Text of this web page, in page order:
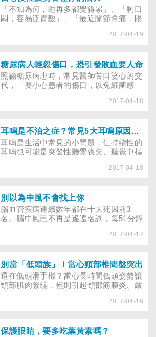
「不知為何，睡再多都覺得累」、「胸口
悶，容易泛胃酸」、「最近關節會痛，眼
不出病因，也許是身體透支而誘發慢性疲
2017-04-19
糖尿病人輕忽傷口，恐引發敗血要人命
照顧糖尿病患時，常見醫師苦口婆心的交
代，「要小心患者的傷口，以免細菌感
2017-04-18
耳鳴是不治之症？常見5大耳鳴原因，怎麼治療
耳鳴是生活中常見的小問題，但持續性的
耳鳴也可能是突發性聽覺喪失、聽覺中樞
以治癒。耳鳴究竟如何引發，又該如何治
2017-04-18
別以為中風不會找上你
腦血管疾病連續數年都在十大死因前3
名。腦中風已不再是遙遠名詞，每51分鐘
2017-04-17
別當「低頭族」！當心頸部椎間盤突出
還在低頭滑手機？當心長時間低頭姿勢讓
頸部肌肉緊繃，輕則引起頸部筋膜炎、嚴
2017-04-16
保護眼睛，要多吃葉黃素嗎？